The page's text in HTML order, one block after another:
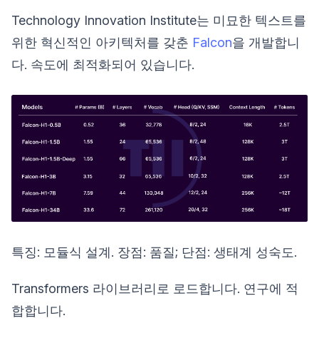
Technology Innovation Institute는 미묘한 텍스트를
위한 혁신적인 아키텍처를 갖춘 Falcon을 개발합니
다. 속도에 최적화되어 있습니다.
특징: 모듈식 설계. 장점: 품질; 단점: 생태계 성숙도.
Transformers 라이브러리로 로드합니다. 연구에 적
합합니다.